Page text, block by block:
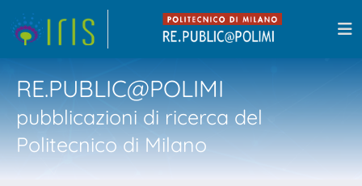
RE.PUBLIC@POLIMI
pubblicazioni di ricerca del
Politecnico di Milano